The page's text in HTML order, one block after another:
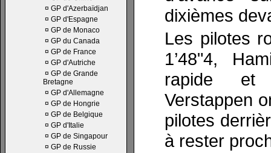
¤ GP d'Azerbaïdjan
¤ GP d'Espagne
¤ GP de Monaco
¤ GP du Canada
¤ GP de France
¤ GP d'Autriche
¤ GP de Grande
Bretagne
¤ GP d'Allemagne
¤ GP de Hongrie
¤ GP de Belgique
¤ GP d'Italie
¤ GP de Singapour
¤ GP de Russie
dixièmes
Les pilotes
1’48"4,
rapide et
Verstappen
pilotes
à rester